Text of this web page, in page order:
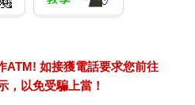
的絕佳工具，原因之一是許多重
簡單規則，而數學則能做為呈現
所當然，基本物理定律會使用數
ATM! 如接獲電話要求您前往
，以免受騙上當！